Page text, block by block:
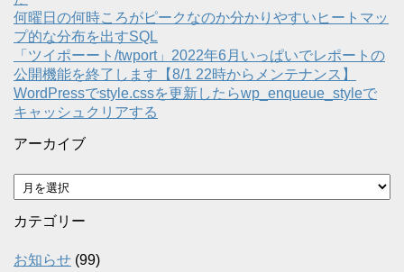
何曜日の何時ころがピークなのか分かりやすいヒートマッ
プ的な分布を出すSQL
「ツイポーート/twport」2022年6月いっぱいでレポートの
公開機能を終了します【8/1 22時からメンテナンス】
WordPressでstyle.cssを更新したらwp_enqueue_styleで
キャッシュクリアする
アーカイブ
ア
ー
カ
ブ
カテゴリー
お知らせ (99)